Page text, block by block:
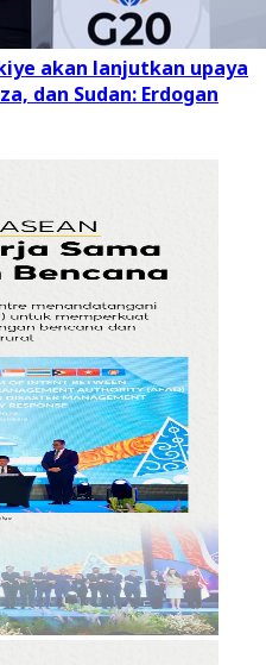
akan lanjutkan upaya
dan Sudan: Erdogan